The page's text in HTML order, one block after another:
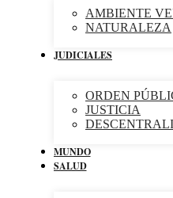
AMBIENTE
NATURALEZA
JUDICIALES
ORDEN
JUSTICIA
MUNDO
SALUD